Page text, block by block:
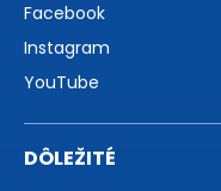
Facebook
Instagram
YouTube
DÔLEŽITÉ